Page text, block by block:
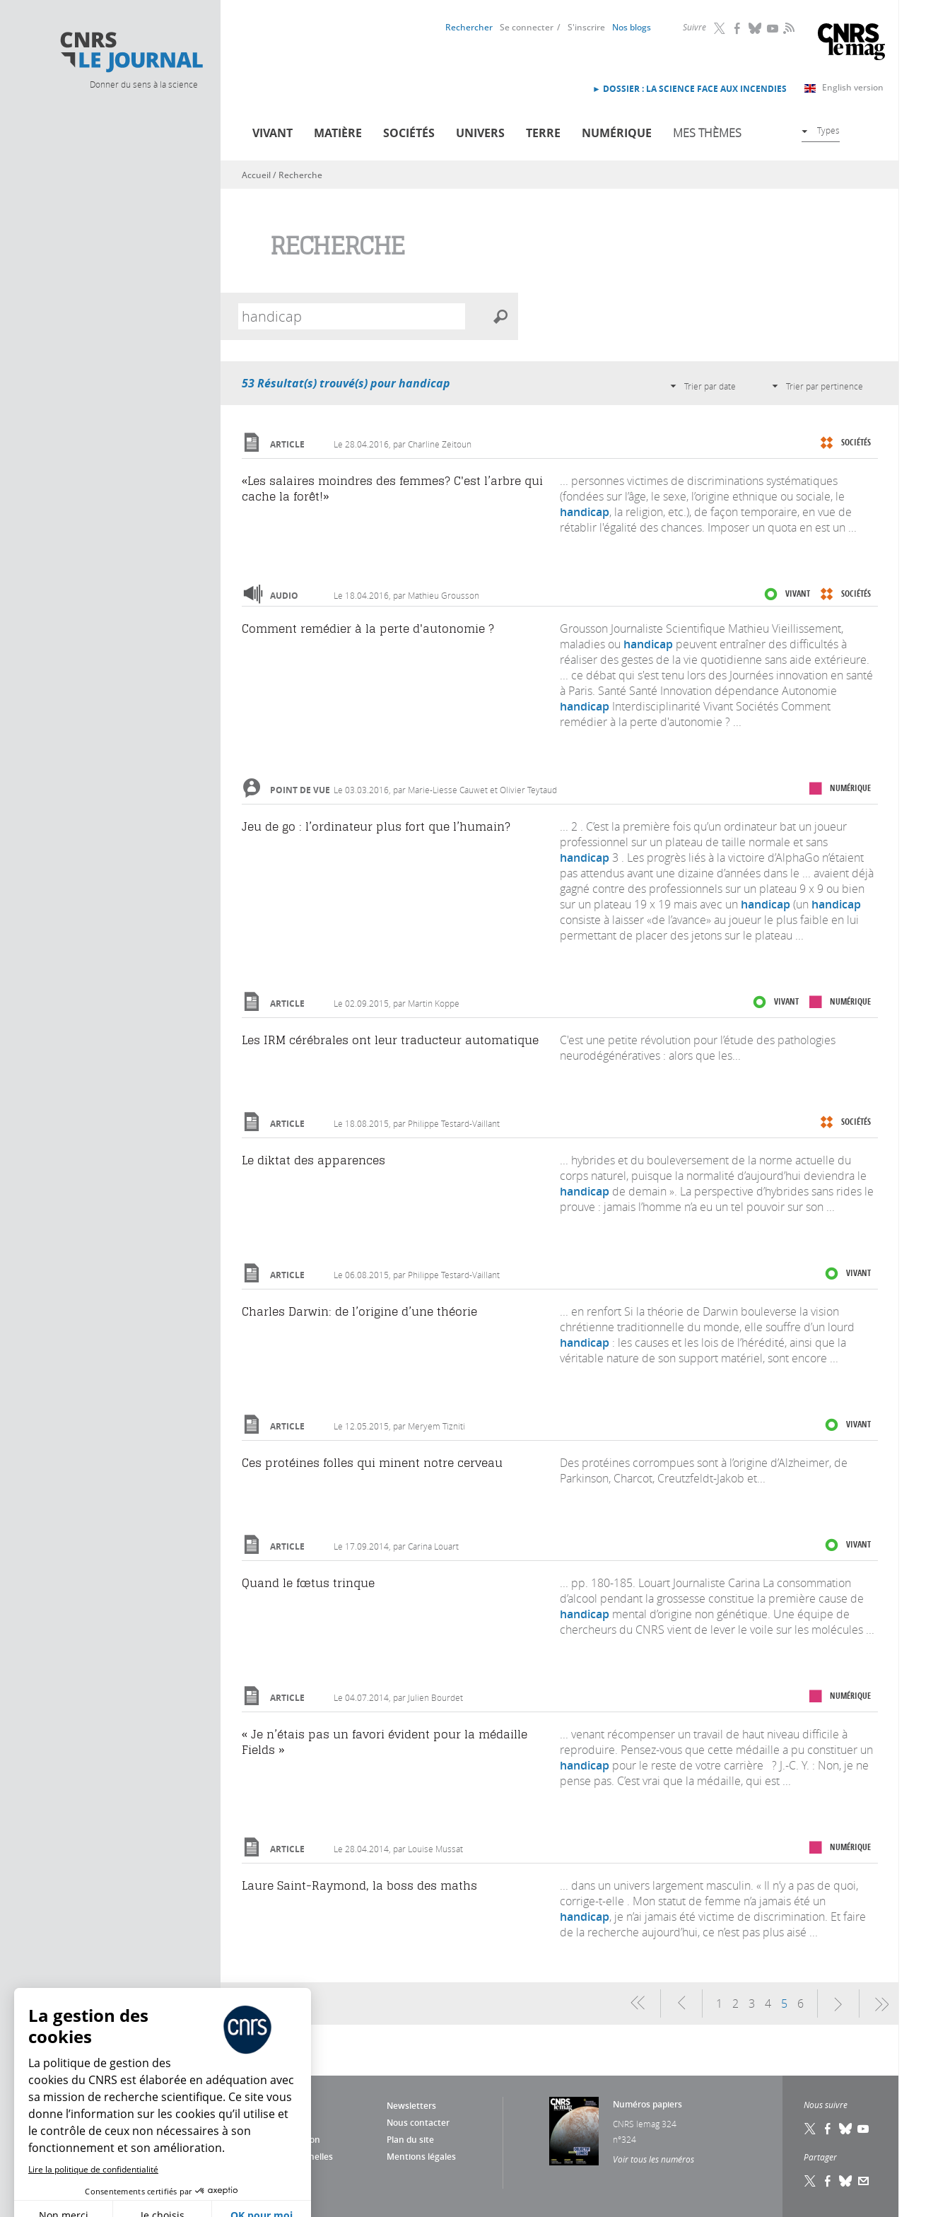
Donner du sens à la science
Suivre RSS
Rechercher Se connecter S'inscrire Nos blogs
English version
► DOSSIER : LA SCIENCE FACE AUX INCENDIES
VIVANT MATIÈRE SOCIÉTÉS UNIVERS TERRE NUMÉRIQUE MES THÈMES Types
Vous êtes ici
Accueil/ Recherche
RECHERCHE
Trier par date Trier par pertinence
53 Résultat(s) trouvé(s) pour handicap
ARTICLE Le 28.04.2016 , par Charline Zeitoun SOCIÉTÉS
«Les salaires moindres des femmes? C'est l’arbre qui
cache la forêt!»
... personnes victimes de discriminations systématiques
(fondées sur l’âge, le sexe, l’origine ethnique ou sociale, le
handicap, la religion, etc.), de façon temporaire, en vue de
rétablir l'égalité des chances. Imposer un quota en est un ...
AUDIO Le 18.04.2016 , par Mathieu Grousson VIVANT SOCIÉTÉS
Comment remédier à la perte d'autonomie ?
Grousson Journaliste Scientifique Mathieu Vieillissement,
maladies ou handicap peuvent entraîner des difficultés à
réaliser des gestes de la vie quotidienne sans aide extérieure.
... ce débat qui s'est tenu lors des Journées innovation en santé
à Paris. Santé Santé Innovation dépendance Autonomie
handicap Interdisciplinarité Vivant Sociétés Comment
remédier à la perte d'autonomie ? ...
POINT DE VUE Le 03.03.2016 , par Marie-Liesse Cauwet et Olivier Teytaud NUMÉRIQUE
Jeu de go : l’ordinateur plus fort que l’humain?
... 2 . C’est la première fois qu’un ordinateur bat un joueur
professionnel sur un plateau de taille normale et sans
handicap3 . Les progrès liés à la victoire d’AlphaGo n’étaient
pas attendus avant une dizaine d’années dans le ... avaient déjà
gagné contre des professionnels sur un plateau 9 x 9 ou bien
sur un plateau 19 x 19 mais avec un handicap(un handicap
consiste à laisser «de l’avance» au joueur le plus faible en lui
permettant de placer des jetons sur le plateau ...
ARTICLE Le 02.09.2015 , par Martin Koppe VIVANT NUMÉRIQUE
Les IRM cérébrales ont leur traducteur automatique
C'est une petite révolution pour l’étude des pathologies
neurodégénératives : alors que les...
ARTICLE Le 18.08.2015 , par Philippe Testard-Vaillant SOCIÉTÉS
Le diktat des apparences
... hybrides et du bouleversement de la norme actuelle du
corps naturel, puisque la normalité d’aujourd’hui deviendra le
handicap de demain ». La perspective d’hybrides sans rides le
prouve : jamais l’homme n’a eu un tel pouvoir sur son ...
ARTICLE Le 06.08.2015 , par Philippe Testard-Vaillant VIVANT
Charles Darwin: de l’origine d’une théorie
... en renfort Si la théorie de Darwin bouleverse la vision
chrétienne traditionnelle du monde, elle souffre d’un lourd
handicap : les causes et les lois de l’hérédité, ainsi que la
véritable nature de son support matériel, sont encore ...
ARTICLE Le 12.05.2015 , par Meryem Tizniti VIVANT
Ces protéines folles qui minent notre cerveau
Des protéines corrompues sont à l’origine d’Alzheimer, de
Parkinson, Charcot, Creutzfeldt-Jakob et...
ARTICLE Le 17.09.2014 , par Carina Louart VIVANT
Quand le fœtus trinque
... pp. 180-185. Louart Journaliste Carina La consommation
d’alcool pendant la grossesse constitue la première cause de
handicap mental d’origine non génétique. Une équipe de
chercheurs du CNRS vient de lever le voile sur les molécules ...
ARTICLE Le 04.07.2014 , par Julien Bourdet NUMÉRIQUE
« Je n’étais pas un favori évident pour la médaille
Fields »
... venant récompenser un travail de haut niveau difficile à
reproduire. Pensez-vous que cette médaille a pu constituer un
handicap pour le reste de votre carrière ? J.-C. Y. : Non, je ne
pense pas. C’est vrai que la médaille, qui est ...
ARTICLE Le 28.04.2014 , par Louise Mussat NUMÉRIQUE
Laure Saint-Raymond, la boss des maths
... dans un univers largement masculin. « Il n’y a pas de quoi,
corrige-t-elle . Mon statut de femme n’a jamais été un
handicap, je n’ai jamais été victime de discrimination. Et faire
de la recherche aujourd’hui, ce n’est pas plus aisé ...
Pages
1 2 3 4 5 6
Newsletters
Nous contacter
Charte d'utilisation
Plan du site
Données personnelles
Mentions légales
Numéros papiers
CNRS lemag 324
n°324
Voir tous les numéros
Nous suivre
Partager
La gestion des
cookies
La politique de gestion des
cookies du CNRS est élaborée en adéquation avec
sa mission de recherche scientifique. Ce site vous
donne l’information sur les cookies qu’il utilise et
le contrôle de ceux non nécessaires à son
fonctionnement et son amélioration.
Lire la politique de confidentialité
Consentements certifiés par